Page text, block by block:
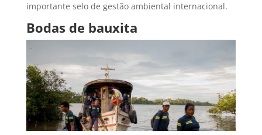
importante selo de gestão ambiental internacional.
Bodas de bauxita